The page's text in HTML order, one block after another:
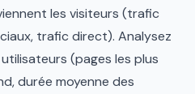
les visiteurs (trafic
trafic direct). Analysez
(pages les plus
durée moyenne des